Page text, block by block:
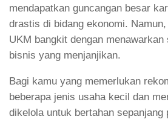
mendapatkan guncangan besar
drastis di bidang ekonomi.
UKM bangkit dengan menawarkan
bisnis yang menjanjikan.
Bagi kamu yang memerlukan
beberapa jenis usaha kecil dan
dikelola untuk bertahan sepanjang